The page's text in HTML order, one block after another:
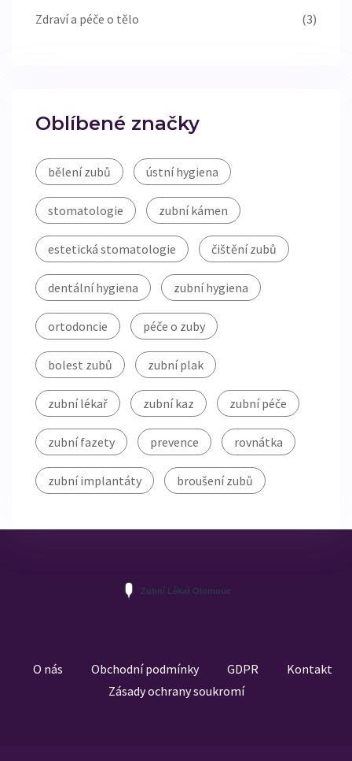
Zdraví a péče o tělo (3)
Oblíbené značky
bělení zubů ústní hygiena
stomatologie zubní kámen
estetická stomatologie čištění zubů
dentální hygiena zubní hygiena
ortodoncie péče o zuby
bolest zubů zubní plak
zubní lékař zubní kaz zubní péče
zubní fazety prevence rovnátka
zubní implantáty broušení zubů
O nás Obchodní podmínky GDPR
Kontakt
Zásady ochrany soukromí